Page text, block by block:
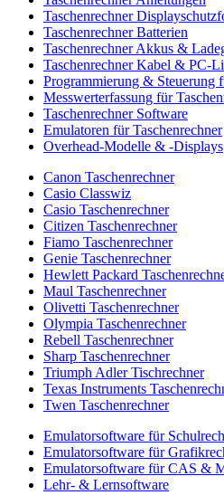
Taschenrechner
Taschenrechner Batterien
Taschenrechner Akkus &
Taschenrechner Kabel & PC-
Programmierung & Steuerung
Messwerterfassung für
Taschenrechner Software
Emulatoren für Taschenrechner
Overhead-Modelle & -Displays
Canon Taschenrechner
Casio Classwiz
Casio Taschenrechner
Citizen Taschenrechner
Fiamo Taschenrechner
Genie Taschenrechner
Hewlett Packard
Maul Taschenrechner
Olivetti Taschenrechner
Olympia Taschenrechner
Rebell Taschenrechner
Sharp Taschenrechner
Triumph Adler Tischrechner
Texas Instruments
Twen Taschenrechner
Emulatorsoftware für
Emulatorsoftware für
Emulatorsoftware für CAS &
Lehr- & Lernsoftware